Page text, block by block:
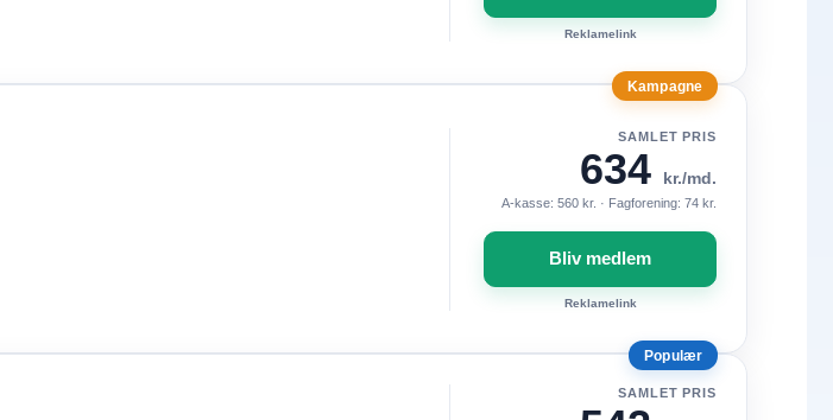
Reklamelink
Kampagne
SAMLET PRIS
634 kr./md.
A-kasse: 560 kr. · Fagforening: 74 kr.
Bliv medlem
Reklamelink
Populær
SAMLET PRIS